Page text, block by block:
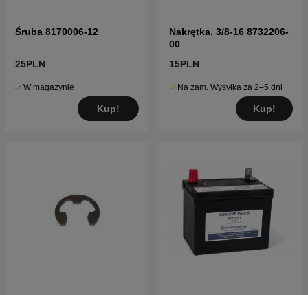
Śruba 8170006-12
25PLN
W magazynie
Kup!
Nakrętka, 3/8-16 8732206-
00
15PLN
Na zam. Wysyłka za 2–5 dni
Kup!